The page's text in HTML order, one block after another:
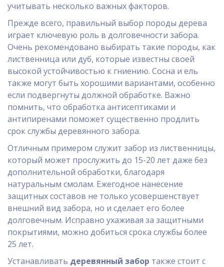
учитывать несколько важных факторов.
Прежде всего, правильный выбор породы дерева
играет ключевую роль в долговечности забора.
Очень рекомендовано выбирать такие породы, как
лиственница или дуб, которые известны своей
высокой устойчивостью к гниению. Сосна и ель
также могут быть хорошими вариантами, особенно
если подвергнуты должной обработке. Важно
помнить, что обработка антисептиками и
антипиренами поможет существенно продлить
срок службы деревянного забора.
Отличным примером служит забор из лиственницы,
который может прослужить до 15-20 лет даже без
дополнительной обработки, благодаря
натуральным смолам. Ежегодное нанесение
защитных составов не только усовершенствует
внешний вид забора, но и сделает его более
долговечным. Исправно ухаживая за защитными
покрытиями, можно добиться срока службы более
25 лет.
Устанавливать деревянный забор также стоит с